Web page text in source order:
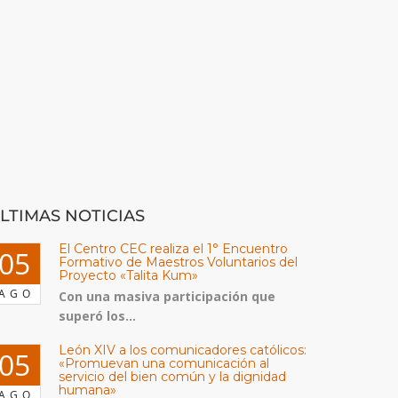
NOTICIAS
El Centro CEC realiza el 1° Encuentro
Formativo de Maestros Voluntarios del
Proyecto «Talita Kum»
Con una masiva participación que
superó los...
León XIV a los comunicadores católicos:
«Promuevan una comunicación al
servicio del bien común y la dignidad
humana»